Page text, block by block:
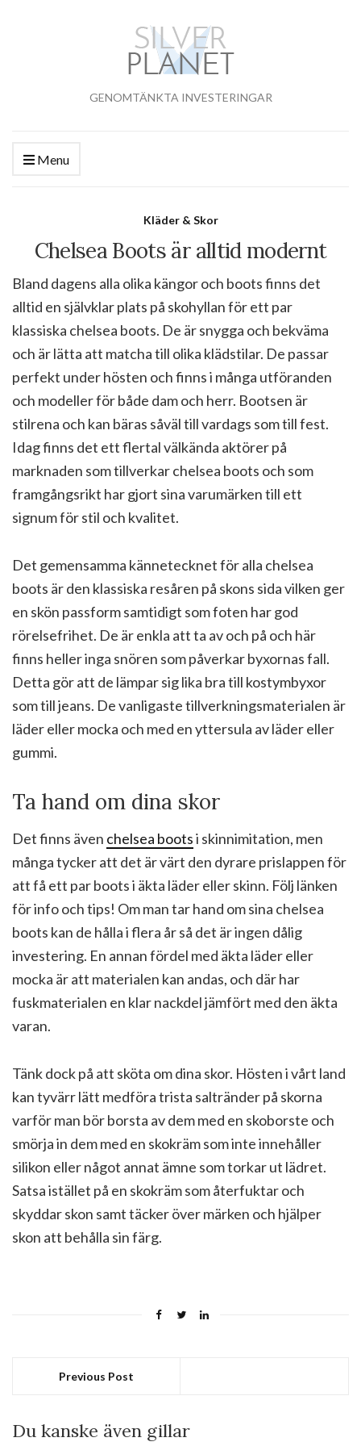
GENOMTÄNKTA INVESTERINGAR
Menu
Kläder & Skor
Chelsea Boots är alltid modernt
Bland dagens alla olika kängor och boots finns det
alltid en självklar plats på skohyllan för ett par
klassiska chelsea boots. De är snygga och bekväma
och är lätta att matcha till olika klädstilar. De passar
perfekt under hösten och finns i många utföranden
och modeller för både dam och herr. Bootsen är
stilrena och kan bäras såväl till vardags som till fest.
Idag finns det ett flertal välkända aktörer på
marknaden som tillverkar chelsea boots och som
framgångsrikt har gjort sina varumärken till ett
signum för stil och kvalitet.
Det gemensamma kännetecknet för alla chelsea
boots är den klassiska resåren på skons sida vilken ger
en skön passform samtidigt som foten har god
rörelsefrihet. De är enkla att ta av och på och här
finns heller inga snören som påverkar byxornas fall.
Detta gör att de lämpar sig lika bra till kostymbyxor
som till jeans. De vanligaste tillverkningsmaterialen är
läder eller mocka och med en yttersula av läder eller
gummi.
Ta hand om dina skor
Det finns även chelsea bootsi skinnimitation, men
många tycker att det är värt den dyrare prislappen för
att få ett par boots i äkta läder eller skinn. Följ länken
för info och tips! Om man tar hand om sina chelsea
boots kan de hålla i flera år så det är ingen dålig
investering. En annan fördel med äkta läder eller
mocka är att materialen kan andas, och där har
fuskmaterialen en klar nackdel jämfört med den äkta
varan.
Tänk dock på att sköta om dina skor. Hösten i vårt land
kan tyvärr lätt medföra trista saltränder på skorna
varför man bör borsta av dem med en skoborste och
smörja in dem med en skokräm som inte innehåller
silikon eller något annat ämne som torkar ut lädret.
Satsa istället på en skokräm som återfuktar och
skyddar skon samt täcker över märken och hjälper
skon att behålla sin färg.
Previous Post
Du kanske även gillar